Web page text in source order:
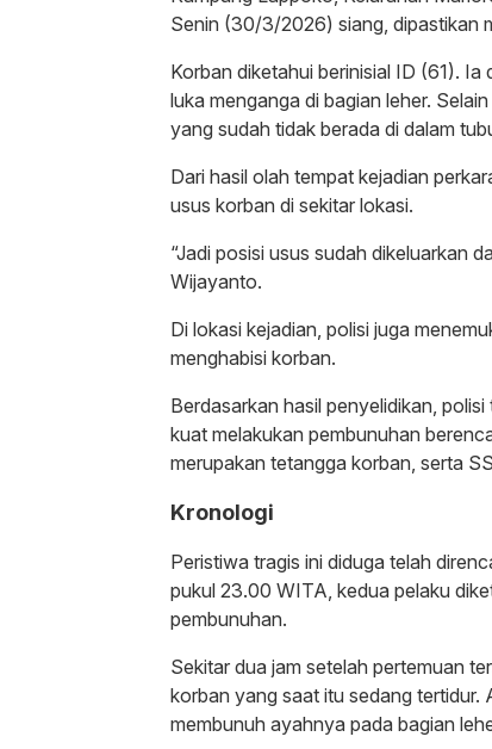
Senin (30/3/2026) siang, dipastikan
Korban diketahui berinisial ID (61).
luka menganga di bagian leher.
yang sudah tidak berada di dalam
Dari hasil olah tempat kejadian
usus korban di sekitar lokasi.
“Jadi posisi usus sudah dikeluarkan
Wijayanto.
Di lokasi kejadian, polisi juga
menghabisi korban.
Berdasarkan hasil penyelidikan,
kuat melakukan pembunuhan
merupakan tetangga korban, serta
Kronologi
Peristiwa tragis ini diduga telah
pukul 23.00 WITA, kedua pelaku
pembunuhan.
Sekitar dua jam setelah pertemuan
korban yang saat itu sedang tertidur.
membunuh ayahnya pada bagian